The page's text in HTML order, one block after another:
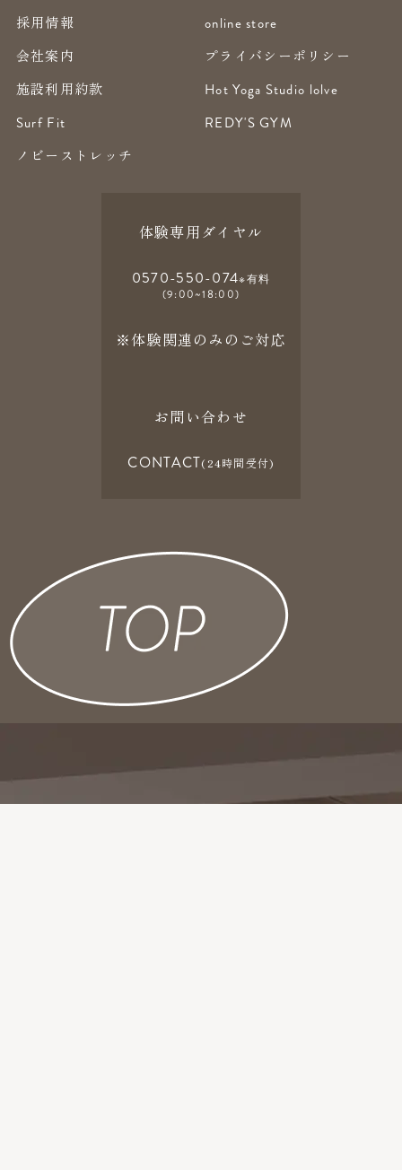
採用情報
online store
会社案内
プライバシーポリシー
施設利用約款
Hot Yoga Studio lolve
Surf Fit
REDY'S GYM
ノビーストレッチ
体験専用ダイヤル
0570-550-074※有料
(9:00~18:00)
※体験関連のみのご対応
お問い合わせ
CONTACT(24時間受付)